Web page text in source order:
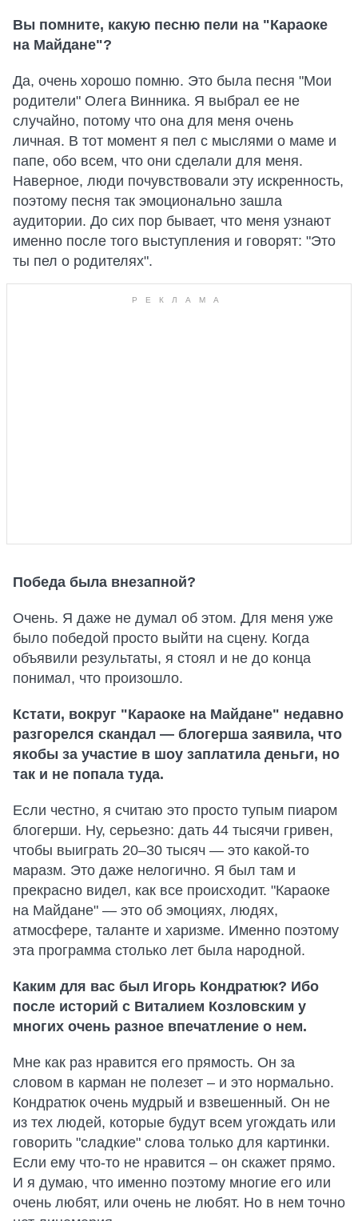
Вы помните, какую песню пели на "Караоке
на Майдане"?
Да, очень хорошо помню. Это была песня "Мои
родители" Олега Винника. Я выбрал ее не
случайно, потому что она для меня очень
личная. В тот момент я пел с мыслями о маме и
папе, обо всем, что они сделали для меня.
Наверное, люди почувствовали эту искренность,
поэтому песня так эмоционально зашла
аудитории. До сих пор бывает, что меня узнают
именно после того выступления и говорят: "Это
ты пел о родителях".
Победа была внезапной?
Очень. Я даже не думал об этом. Для меня уже
было победой просто выйти на сцену. Когда
объявили результаты, я стоял и не до конца
понимал, что произошло.
Кстати, вокруг "Караоке на Майдане" недавно
разгорелся скандал — блогерша заявила, что
якобы за участие в шоу заплатила деньги, но
так и не попала туда.
Если честно, я считаю это просто тупым пиаром
блогерши. Ну, серьезно: дать 44 тысячи гривен,
чтобы выиграть 20–30 тысяч — это какой-то
маразм. Это даже нелогично. Я был там и
прекрасно видел, как все происходит. "Караоке
на Майдане" — это об эмоциях, людях,
атмосфере, таланте и харизме. Именно поэтому
эта программа столько лет была народной.
Каким для вас был Игорь Кондратюк? Ибо
после историй с Виталием Козловским у
многих очень разное впечатление о нем.
Мне как раз нравится его прямость. Он за
словом в карман не полезет – и это нормально.
Кондратюк очень мудрый и взвешенный. Он не
из тех людей, которые будут всем угождать или
говорить "сладкие" слова только для картинки.
Если ему что-то не нравится – он скажет прямо.
И я думаю, что именно поэтому многие его или
очень любят, или очень не любят. Но в нем точно